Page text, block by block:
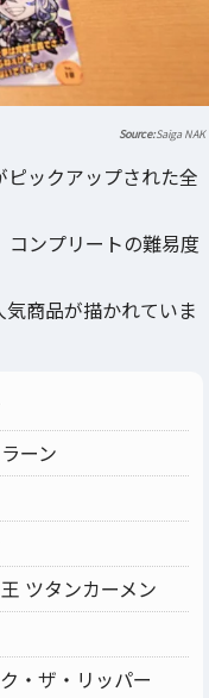
Saiga NAK
ックアップされた全
ンプリートの難易度
商品が描かれていま
ーン
ツタンカーメン
・ザ・リッパー